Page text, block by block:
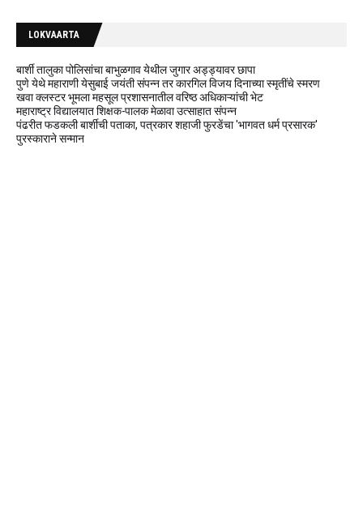
LOKVAARTA
बार्शी तालुका पोलिसांचा बाभुळगाव येथील जुगार अड्ड्यावर छापा
पुणे येथे महाराणी येसुबाई जयंती संपन्न तर कारगिल विजय दिनाच्या स्मृतींचे स्मरण
खवा क्लस्टर भूमला महसूल प्रशासनातील वरिष्ठ अधिकाऱ्यांची भेट
महाराष्ट्र विद्यालयात शिक्षक-पालक मेळावा उत्साहात संपन्न
पंढरीत फडकली बार्शीची पताका, पत्रकार शहाजी फुरडेंचा 'भागवत धर्म प्रसारक'
पुरस्काराने सन्मान